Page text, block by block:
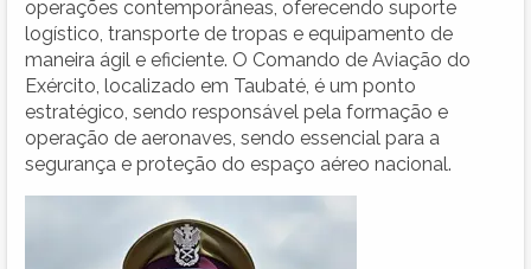
operações contemporâneas, oferecendo suporte
logístico, transporte de tropas e equipamento de
maneira ágil e eficiente. O Comando de Aviação do
Exército, localizado em Taubaté, é um ponto
estratégico, sendo responsável pela formação e
operação de aeronaves, sendo essencial para a
segurança e proteção do espaço aéreo nacional.